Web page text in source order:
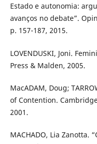
Estado e autonomia:
avanços no debate”.
p. 157-187, 2015.
LOVENDUSKI, Joni.
Press & Malden, 2005.
MacADAM, Doug;
of Contention.
2001.
MACHADO, Lia Zanotta.